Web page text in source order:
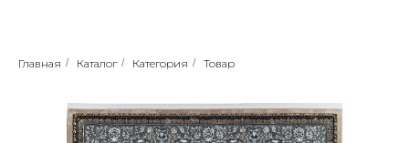
Главная / Каталог / Категория / Товар